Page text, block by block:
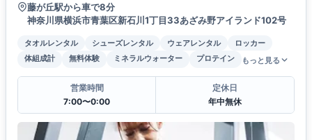
藤が丘駅から車で8分
神奈川県横浜市青葉区新石川1丁目33あざみ野アイランド102号
タオルレンタル シューズレンタル ウェアレンタル
ロッカー
体組成計
無料体験 ミネラルウォーター プロテイン もっと見る
営業時間
7:00〜0:00
定休日
年中無休